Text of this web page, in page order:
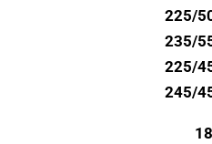
225/
235/
225/
245/
18